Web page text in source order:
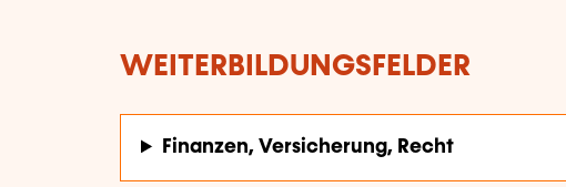
WEITERBILDUNGSFELDER
Finanzen, Versicherung, Recht